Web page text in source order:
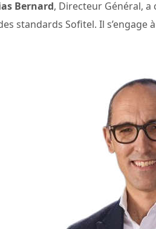
Bernard, Directeur Général,
standards Sofitel. Il